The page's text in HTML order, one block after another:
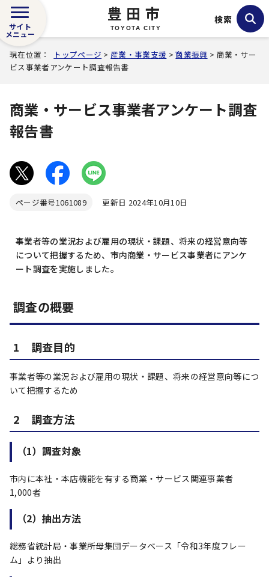
豊田市
TOYOTA CITY
サイト
メニュー
検索
現在位置： トップページ > 産業・事業支援 >商業振興 > 商業・サー
ビス事業者アンケート調査報告書
商業・サービス事業者アンケート調査
報告書
ページ番号1061089 更新日 2024年10月10日
事業者等の業況および雇用の現状・課題、将来の経営意向等
について把握するため、市内商業・サービス事業者にアンケ
ート調査を実施しました。
調査の概要
1 調査目的
事業者等の業況および雇用の現状・課題、将来の経営意向等につ
いて把握するため
2 調査方法
（1）調査対象
市内に本社・本店機能を有する商業・サービス関連事業者
1,000者
（2）抽出方法
総務省統計局・事業所母集団データベース「令和3年度フレー
ム」より抽出